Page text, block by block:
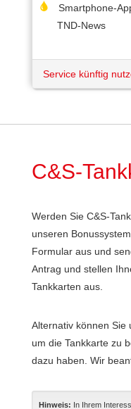
Smartphone-
TND-News
Service künftig
C&S-
Werden Sie C&S-
unseren
Formular aus und
Antrag und stellen
Tankkarten aus.
Alternativ können Sie
um die Tankkarte zu
dazu haben. Wir
Hinweis: In Ihrem